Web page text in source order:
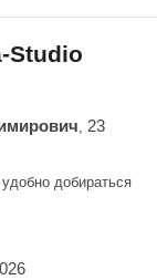
Studio
, 23
добираться